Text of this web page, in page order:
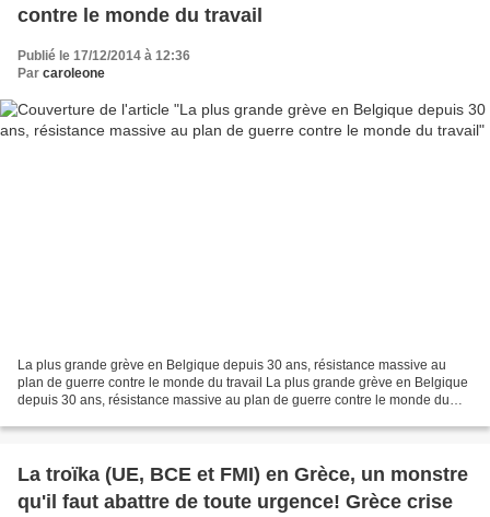
contre le monde du travail
Publié le 17/12/2014 à 12:36
Par caroleone
La plus grande grève en Belgique depuis 30 ans, résistance massive au
plan de guerre contre le monde du travail La plus grande grève en Belgique
depuis 30 ans, résistance massive au plan de guerre contre le monde du
La troïka (UE, BCE et FMI) en Grèce, un monstre
qu'il faut abattre de toute urgence! Grèce crise